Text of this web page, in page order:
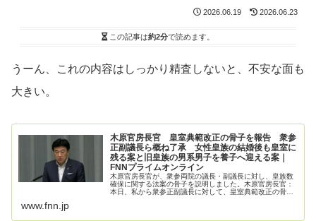
2026.06.19 2026.06.23
この記事は約2分で読めます。
うーん、これの内容はしっかり精査しないと、不安な面も
大きい。
木原官房長官 皇室典範改正の骨子を報告 衆参
正副議長ら概ね了承 女性皇族の結婚後も皇室に
残る案と旧皇族の男系男子を養子へ迎える案｜
FNNプライムオンライン
木原官房長官が、衆参両院の議長・副議長に対し、皇族数
確保に関する法案の骨子を説明しました。木原官房長官：
本日、私から衆参正副議長に対して、皇室典範改正の骨子
www.fnn.jp